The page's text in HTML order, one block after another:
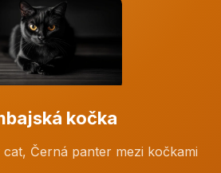
kočka
Černá panter mezi kočkami